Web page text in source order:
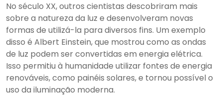
No século XX, outros cientistas descobriram mais
sobre a natureza da luz e desenvolveram novas
formas de utilizá-la para diversos fins. Um exemplo
disso é Albert Einstein, que mostrou como as ondas
de luz podem ser convertidas em energia elétrica.
Isso permitiu à humanidade utilizar fontes de energia
renováveis, como painéis solares, e tornou possível o
uso da iluminação moderna.